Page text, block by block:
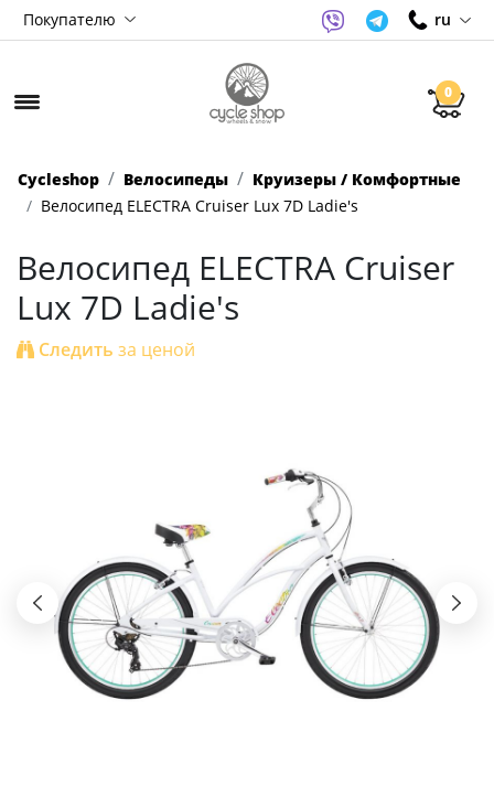
Покупателю ru
0
Cycleshop Велосипеды
Круизеры / Комфортные
Велосипед ELECTRA Cruiser Lux 7D Ladie's
Велосипед ELECTRA Cruiser
Lux 7D Ladie's
Следить за ценой